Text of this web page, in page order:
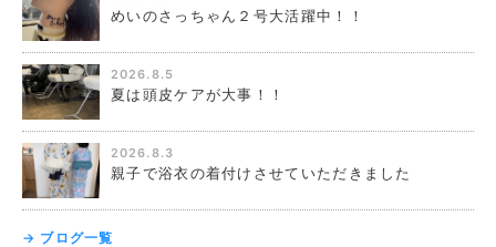
めいのさっちゃん２号大活躍中！！
2026.8.5
夏は頭皮ケアが大事！！
2026.8.3
親子で浴衣の着付けさせていただきました
→ ブログ一覧